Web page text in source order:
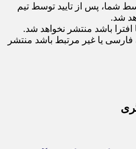
شما، پس از تایید توسط تیم
شد.
باشد منتشر نخواهد شد.
فارسی یا غیر مرتبط باشد منتشر